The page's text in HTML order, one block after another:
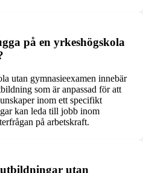
på en yrkeshögskola
utan gymnasieexamen innebär
som är anpassad för att
inom ett specifikt
kan leda till jobb inom
på arbetskraft.
utan